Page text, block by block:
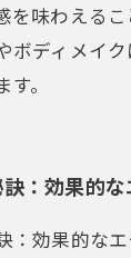
を味わえる
ボディメイ
。
：効果的
：効果的な